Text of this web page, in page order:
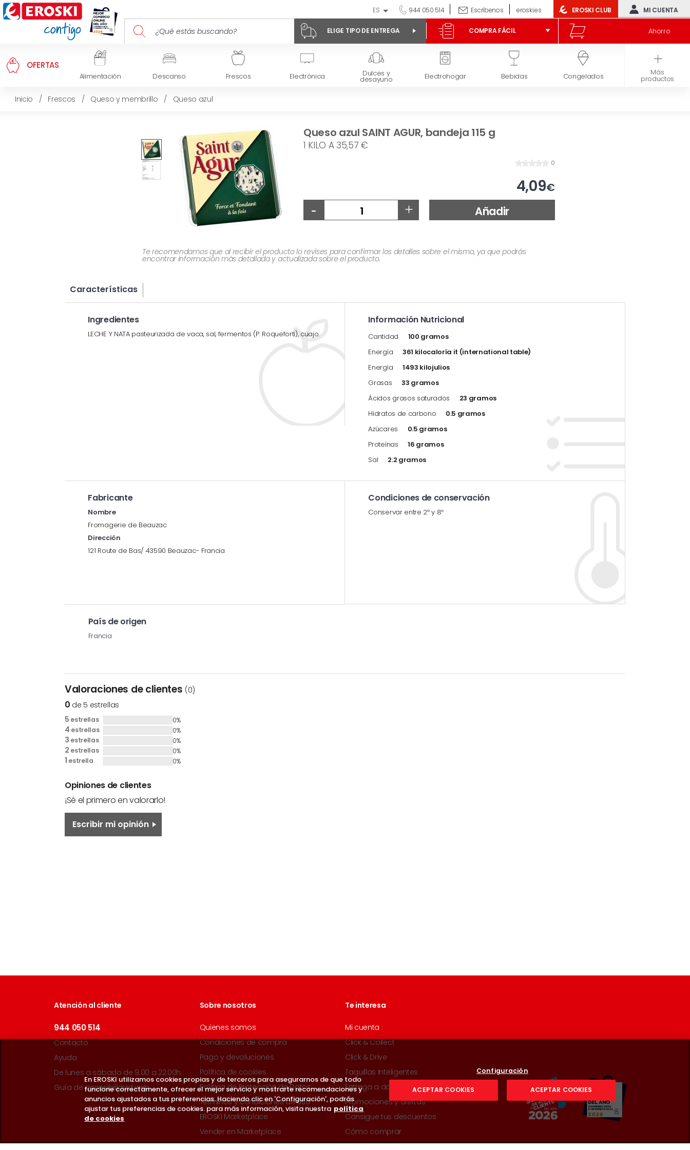
ES 944 050 514 Escríbenos eroski.es EROSKI CLUB MI CUENTA
ELIGE TIPO DE ENTREGA COMPRA FÁCIL Ahorro
OFERTAS
Alimentación Descanso Frescos Electrónica Dulces y
desayuno Electrohogar Bebidas Congelados Higiene y belleza
Más
productos
Inicio / Frescos / Queso y membrillo / Queso azul
Queso azul SAINT AGUR, bandeja 115 g
0
4,09€
1 KILO A 35,57 €
- + Añadir
Te recomendamos que al recibir el producto lo revises para confirmar los detalles sobre el mismo, ya que podrás
encontrar información más detallada y actualizada sobre el producto.
Características
Ingredientes
LECHE Y NATA pasteurizada de vaca, sal, fermentos (P. Roqueforti), cuajo.
Información Nutricional
Cantidad
100 gramos
Energía
361 kilocaloría it (international table)
Energía
1493 kilojulios
Grasas
33 gramos
Ácidos grasos saturados
23 gramos
Hidratos de carbono
0.5 gramos
Azúcares
0.5 gramos
Proteínas
16 gramos
Sal
2.2 gramos
Fabricante
Nombre
Fromagerie de Beauzac
Dirección
121 Route de Bas/ 43590 Beauzac- Francia
Condiciones de conservación
Conservar entre 2º y 8º
País de origen
Francia
Valoraciones de clientes (0)
0 de 5 estrellas
5 estrellas 0%
4 estrellas 0%
3 estrellas 0%
2 estrellas 0%
1 estrella 0%
Opiniones de clientes
¡Sé el primero en valorarlo!
Escribir mi opinión
Atención al cliente
944 050 514
Contacto
Ayuda
De lunes a sábado de 9:00 a 22:00h.
Guía de accesibilidad web
Sobre nosotros
Quienes somos
Condiciones de compra
Pago y devoluciones
Política de cookies
Política de Protección de Datos
Términos y condiciones de uso
EROSKI Marketplace
Vender en Marketplace
Te interesa
Mi cuenta
Click & Collect
Click & Drive
Taquillas Inteligentes
Entrega a domicilio
Promociones y ofertas
Consigue tus descuentos
Cómo comprar
En EROSKI utilizamos cookies propias y de terceros para asegurarnos de que todo
funcione correctamente, ofrecer el mejor servicio y mostrarte recomendaciones y
anuncios ajustados a tus preferencias. Haciendo clic en 'Configuración', podrás
ajustar tus preferencias de cookies. para más información, visita nuestra política
de cookies
Configuración
ACEPTAR COOKIES ACEPTAR COOKIES